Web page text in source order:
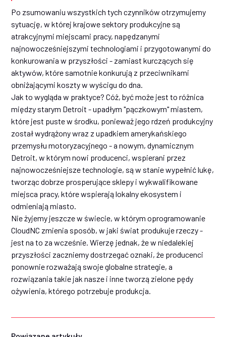
Po zsumowaniu wszystkich tych czynników otrzymujemy
sytuację, w której krajowe sektory produkcyjne są
atrakcyjnymi miejscami pracy, napędzanymi
najnowocześniejszymi technologiami i przygotowanymi do
konkurowania w przyszłości - zamiast kurczących się
aktywów, które samotnie konkurują z przeciwnikami
obniżającymi koszty w wyścigu do dna.
Jak to wygląda w praktyce? Cóż, być może jest to różnica
między starym Detroit - upadłym "pączkowym" miastem,
które jest puste w środku, ponieważ jego rdzeń produkcyjny
został wydrążony wraz z upadkiem amerykańskiego
przemysłu motoryzacyjnego - a nowym, dynamicznym
Detroit, w którym nowi producenci, wspierani przez
najnowocześniejsze technologie, są w stanie wypełnić lukę,
tworząc dobrze prosperujące sklepy i wykwalifikowane
miejsca pracy, które wspierają lokalny ekosystem i
odmieniają miasto.
Nie żyjemy jeszcze w świecie, w którym oprogramowanie
CloudNC zmienia sposób, w jaki świat produkuje rzeczy -
jest na to za wcześnie. Wierzę jednak, że w niedalekiej
przyszłości zaczniemy dostrzegać oznaki, że producenci
ponownie rozważają swoje globalne strategie, a
rozwiązania takie jak nasze i inne tworzą zielone pędy
ożywienia, którego potrzebuje produkcja.